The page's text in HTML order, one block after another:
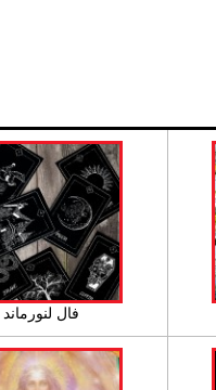
فال لنورماند